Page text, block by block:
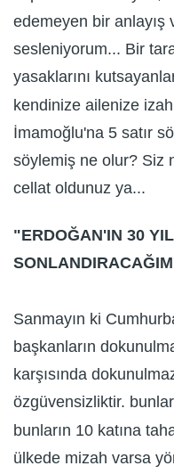
edemeyen bir anlayış
sesleniyorum... Bir
yasaklarını
kendinize ailenize
İmamoğlu'na 5 satır
söylemiş ne olur? Siz
cellat oldunuz ya...
"ERDOĞAN'IN 30
Sanmayın ki
başkanların
karşısında
özgüvensizliktir.
bunların 10 katına
ülkede mizah varsa